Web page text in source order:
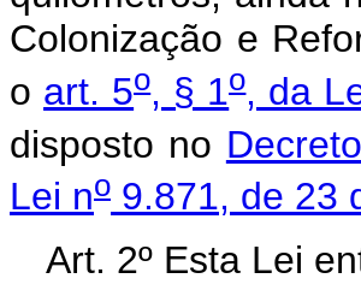
Colonização e
o art. 5o, § 1o, da
disposto no
Lei no 9.871, de 23
Art. 2º Esta Lei